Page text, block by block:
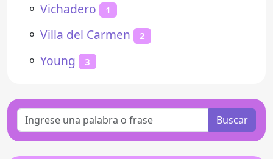
⚬ Vichadero 1
⚬ Villa del Carmen 2
⚬ Young 3
Buscar